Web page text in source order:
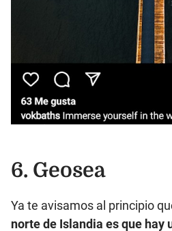
6. Geosea
Ya te avisamos al principio
norte de Islandia es que hay